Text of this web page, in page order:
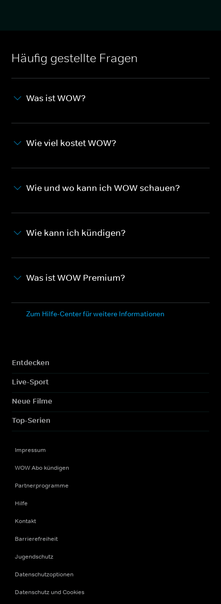
Häufig gestellte Fragen
Was ist WOW?
Wie viel kostet WOW?
Wie und wo kann ich WOW schauen?
Wie kann ich kündigen?
Was ist WOW Premium?
Zum Hilfe-Center für weitere Informationen
Entdecken
Live-Sport
Neue Filme
Top-Serien
Impressum
WOW Abo kündigen
Partnerprogramme
Hilfe
Kontakt
Barrierefreiheit
Jugendschutz
Datenschutzoptionen
Datenschutz und Cookies